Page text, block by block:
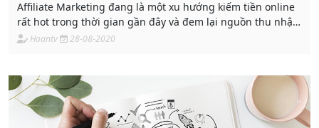
Affiliate Marketing đang là một xu hướng kiếm tiền online
rất hot trong thời gian gần đây và đem lại nguồn thu nhập
đáng kể cho những người tham gia.
Hoantv 28-08-2020